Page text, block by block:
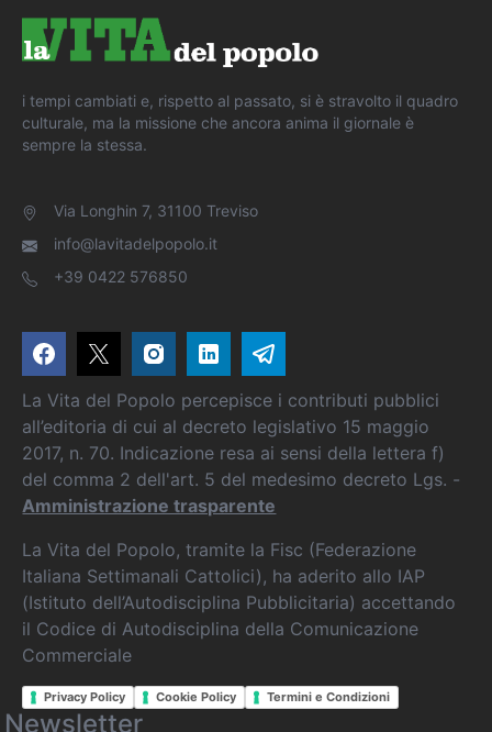
i tempi cambiati e, rispetto al passato, si è stravolto il quadro
culturale, ma la missione che ancora anima il giornale è
sempre la stessa.
Via Longhin 7, 31100 Treviso
info@lavitadelpopolo.it
+39 0422 576850
La Vita del Popolo percepisce i contributi pubblici
all’editoria di cui al decreto legislativo 15 maggio
2017, n. 70. Indicazione resa ai sensi della lettera f)
del comma 2 dell'art. 5 del medesimo decreto Lgs. -
Amministrazione trasparente
La Vita del Popolo, tramite la Fisc (Federazione
Italiana Settimanali Cattolici), ha aderito allo IAP
(Istituto dell’Autodisciplina Pubblicitaria) accettando
il Codice di Autodisciplina della Comunicazione
Commerciale
Privacy Policy Cookie Policy Termini e Condizioni
Newsletter